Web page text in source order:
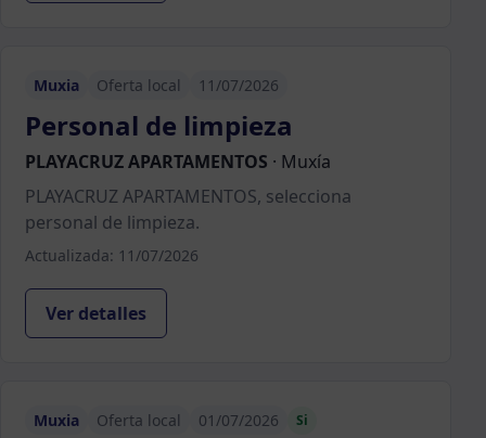
Muxia Oferta local 11/07/2026
Personal de limpieza
PLAYACRUZ APARTAMENTOS · Muxía
PLAYACRUZ APARTAMENTOS, selecciona
personal de limpieza.
Actualizada: 11/07/2026
Ver detalles
Muxia Oferta local 01/07/2026 Si